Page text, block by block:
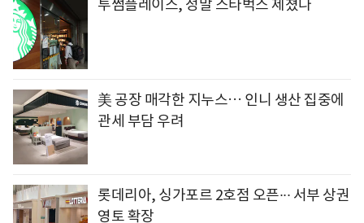
투썸플레이스, 정말 스타벅스 제쳤나
美 공장 매각한 지누스… 인니 생산 집중에
관세 부담 우려
롯데리아, 싱가포르 2호점 오픈∙∙∙ 서부 상권
영토 확장